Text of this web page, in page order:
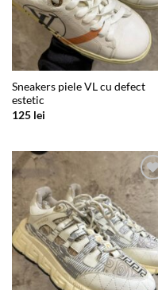
Sneakers piele VL cu defect
estetic
125 lei
Add to
wishlist